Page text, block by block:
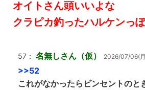
オイトさん頭いいよな
クラピカ釣ったハルケンっ
57： 名無しさん（仮） 2026/07/06(
>>52
これがなかったらビンセントのと